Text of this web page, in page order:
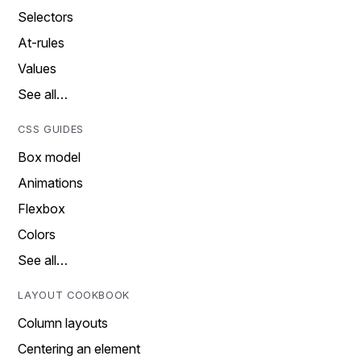
Selectors
At-rules
Values
See all…
CSS GUIDES
Box model
Animations
Flexbox
Colors
See all…
LAYOUT COOKBOOK
Column layouts
Centering an element